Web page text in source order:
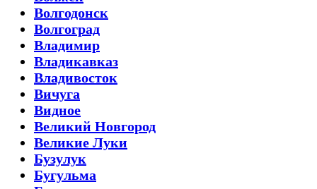
Волгодонск
Волгоград
Владимир
Владикавказ
Владивосток
Вичуга
Видное
Великий Новгород
Великие Луки
Бузулук
Бугульма